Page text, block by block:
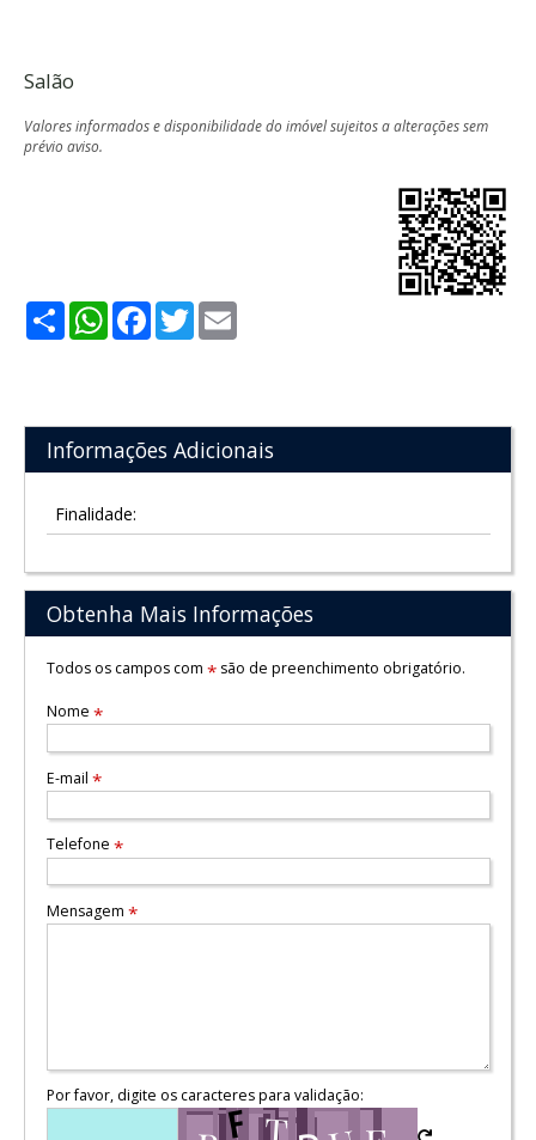
Salão
Valores informados e disponibilidade do imóvel sujeitos a alterações sem
prévio aviso.
ShareWhatsApp
Facebook
Twitter
Informações Adicionais
Finalidade:
Obtenha Mais Informações
Todos os campos com *são de preenchimento obrigatório.
Nome *
E-mail *
Telefone *
Mensagem *
Por favor, digite os caracteres para validação: